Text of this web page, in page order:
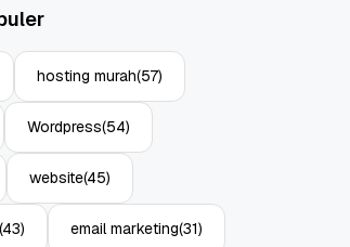
untuk
Limitasi
hosting murah(57)
Wordpress(54)
website(45)
(43) email marketing(31)